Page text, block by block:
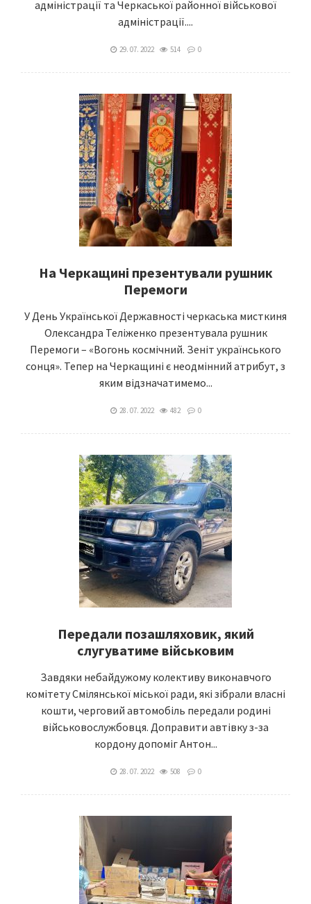
адміністрації та Черкаської районної військової
адміністрації....
29. 07. 2022 514 0
На Черкащині презентували рушник
Перемоги
У День Української Державності черкаська мисткиня
Олександра Теліженко презентувала рушник
Перемоги – «Вогонь космічний. Зеніт українського
сонця». Тепер на Черкащині є неодмінний атрибут, з
яким відзначатимемо...
28. 07. 2022 482 0
Передали позашляховик, який
слугуватиме військовим
Завдяки небайдужому колективу виконавчого
комітету Смілянської міської ради, які зібрали власні
кошти, черговий автомобіль передали родині
військовослужбовця. Доправити автівку з-за
кордону допоміг Антон...
28. 07. 2022 508 0